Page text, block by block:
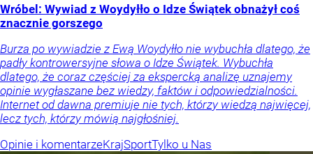
Wróbel: Wywiad z Woydyłło o Idze Świątek obnażył coś
znacznie gorszego
Burza po wywiadzie z Ewą Woydyłło nie wybuchła dlatego, że
padły kontrowersyjne słowa o Idze Świątek. Wybuchła
dlatego, że coraz częściej za ekspercką analizę uznajemy
opinie wygłaszane bez wiedzy, faktów i odpowiedzialności.
Internet od dawna premiuje nie tych, którzy wiedzą najwięcej,
lecz tych, którzy mówią najgłośniej.
Opinie i komentarzeKrajSportTylko u Nas